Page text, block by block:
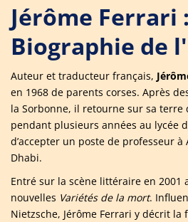
Jérôme Ferrari :
Biographie de
Auteur et traducteur français,
en 1968 de parents corses. Après
la Sorbonne, il retourne sur sa terre
pendant plusieurs années au lycée
d’accepter un poste de professeur
Dhabi.
Entré sur la scène littéraire en 2001
nouvelles Variétés de la mort.
Nietzsche, Jérôme Ferrari y décrit la